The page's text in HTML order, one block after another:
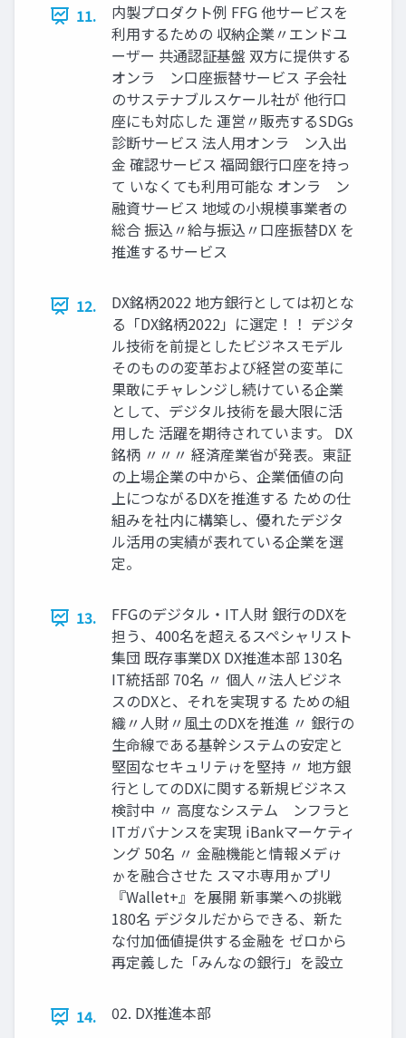
11.
内製プロダクト例 FFG 他サービスを
利用するための 収納企業〃エンドユ
ーザー 共通認証基盤 双方に提供する
オンラ゗ン口座振替サービス 子会社
のサステナブルスケール社が 他行口
座にも対応した 運営〃販売するSDGs
診断サービス 法人用オンラ゗ン入出
金 確認サービス 福岡銀行口座を持っ
て いなくても利用可能な オンラ゗ン
融資サービス 地域の小規模事業者の
総合 振込〃給与振込〃口座振替DX を
推進するサービス
12.
DX銘柄2022 地方銀行としては初とな
る「DX銘柄2022」に選定！！ デジタ
ル技術を前提としたビジネスモデル
そのものの変革および経営の変革に
果敢にチャレンジし続けている企業
として、デジタル技術を最大限に活
用した 活躍を期待されています。 DX
銘柄 〃〃〃 経済産業省が発表。東証
の上場企業の中から、企業価値の向
上につながるDXを推進する ための仕
組みを社内に構築し、優れたデジタ
ル活用の実績が表れている企業を選
定。
13.
FFGのデジタル・IT人財 銀行のDXを
担う、400名を超えるスペシャリスト
集団 既存事業DX DX推進本部 130名
IT統括部 70名 〃 個人〃法人ビジネ
スのDXと、それを実現する ための組
織〃人財〃風土のDXを推進 〃 銀行の
生命線である基幹システムの安定と
堅固なセキュリテゖを堅持 〃 地方銀
行としてのDXに関する新規ビジネス
検討中 〃 高度なシステム゗ンフラと
ITガバナンスを実現 iBankマーケティ
ング 50名 〃 金融機能と情報メデゖ
ゕを融合させた スマホ専用ゕプリ
『Wallet+』を展開 新事業への挑戦
180名 デジタルだからできる、新た
な付加価値提供する金融を ゼロから
再定義した「みんなの銀行」を設立
14. 02. DX推進本部